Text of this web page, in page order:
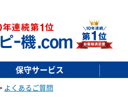
保守サービス
よくあるご質問